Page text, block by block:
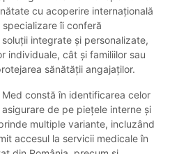
cu acoperire internațională
îi conferă
integrate și personalizate,
individuale, cât și familiilor sau
sănătății angajaților.
constă în identificarea celor
de pe piețele interne și
multiple variante, incluzând
accesul la servicii medicale în